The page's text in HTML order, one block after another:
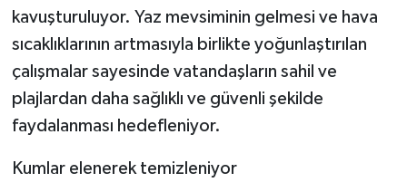
kavuşturuluyor. Yaz mevsiminin gelmesi ve hava
sıcaklıklarının artmasıyla birlikte yoğunlaştırılan
çalışmalar sayesinde vatandaşların sahil ve
plajlardan daha sağlıklı ve güvenli şekilde
faydalanması hedefleniyor.
Kumlar elenerek temizleniyor